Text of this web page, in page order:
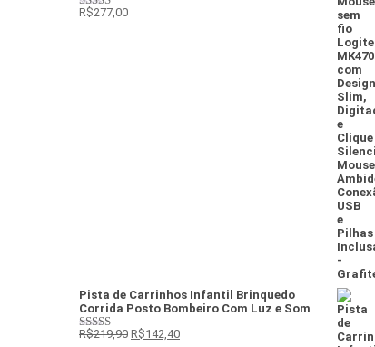
Avaliação
R$277,00
Pista de Carrinhos Infantil Brinquedo
Corrida Posto Bombeiro Com Luz e Som
Avaliação 5
R$219,90 R$142,40